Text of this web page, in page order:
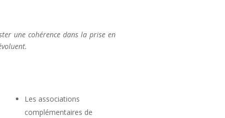
une cohérence dans la prise en
Les associations
complémentaires de